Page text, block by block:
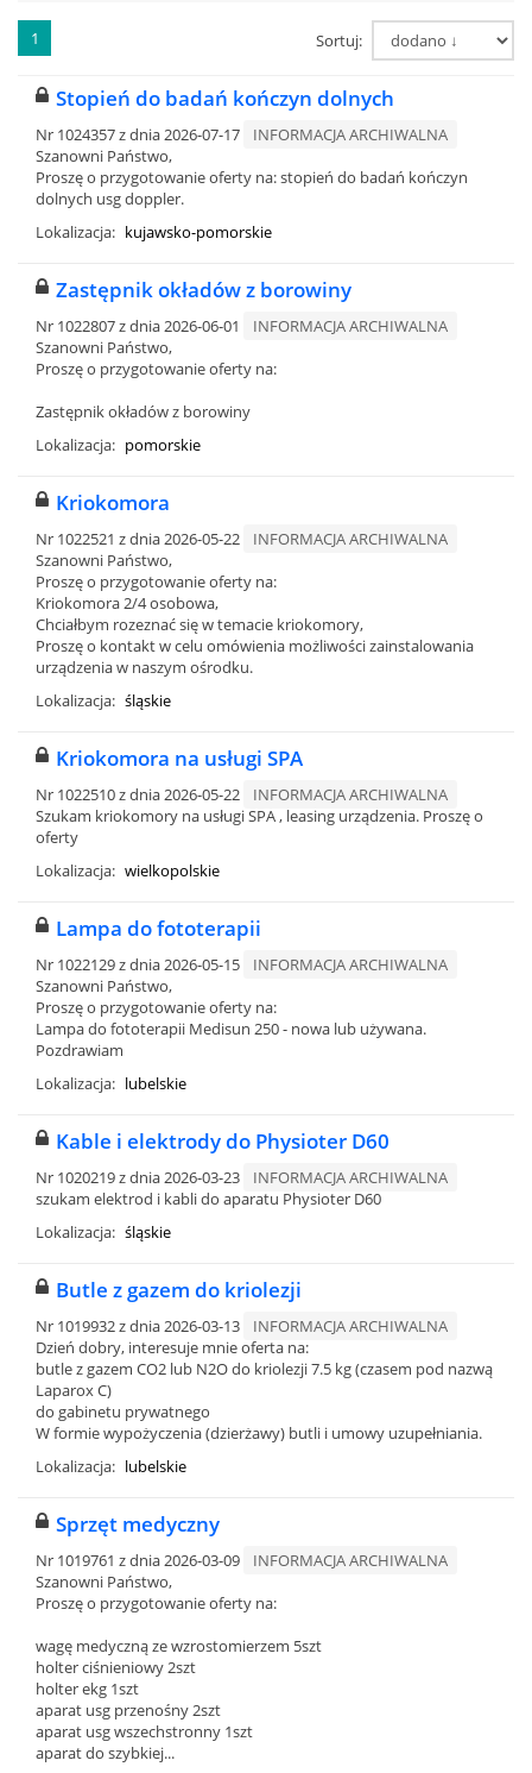
1 Sortuj:
Stopień do badań kończyn dolnych
Nr 1024357 z dnia 2026-07-17
INFORMACJA ARCHIWALNA
Szanowni Państwo,
Proszę o przygotowanie oferty na: stopień do badań kończyn
dolnych usg doppler.
Lokalizacja: kujawsko-pomorskie
Zastępnik okładów z borowiny
Nr 1022807 z dnia 2026-06-01
INFORMACJA ARCHIWALNA
Szanowni Państwo,
Proszę o przygotowanie oferty na:
Zastępnik okładów z borowiny
Lokalizacja: pomorskie
Kriokomora
Nr 1022521 z dnia 2026-05-22
INFORMACJA ARCHIWALNA
Szanowni Państwo,
Proszę o przygotowanie oferty na:
Kriokomora 2/4 osobowa,
Chciałbym rozeznać się w temacie kriokomory,
Proszę o kontakt w celu omówienia możliwości zainstalowania
urządzenia w naszym ośrodku.
Lokalizacja: śląskie
Kriokomora na usługi SPA
Nr 1022510 z dnia 2026-05-22
INFORMACJA ARCHIWALNA
Szukam kriokomory na usługi SPA , leasing urządzenia. Proszę o
oferty
Lokalizacja: wielkopolskie
Lampa do fototerapii
Nr 1022129 z dnia 2026-05-15
INFORMACJA ARCHIWALNA
Szanowni Państwo,
Proszę o przygotowanie oferty na:
Lampa do fototerapii Medisun 250 - nowa lub używana.
Pozdrawiam
Lokalizacja: lubelskie
Kable i elektrody do Physioter D60
Nr 1020219 z dnia 2026-03-23
INFORMACJA ARCHIWALNA
szukam elektrod i kabli do aparatu Physioter D60
Lokalizacja: śląskie
Butle z gazem do kriolezji
Nr 1019932 z dnia 2026-03-13
INFORMACJA ARCHIWALNA
Dzień dobry, interesuje mnie oferta na:
butle z gazem CO2 lub N2O do kriolezji 7.5 kg (czasem pod nazwą
Laparox C)
do gabinetu prywatnego
W formie wypożyczenia (dzierżawy) butli i umowy uzupełniania.
Lokalizacja: lubelskie
Sprzęt medyczny
Nr 1019761 z dnia 2026-03-09
INFORMACJA ARCHIWALNA
Szanowni Państwo,
Proszę o przygotowanie oferty na:
wagę medyczną ze wzrostomierzem 5szt
holter ciśnieniowy 2szt
holter ekg 1szt
aparat usg przenośny 2szt
aparat usg wszechstronny 1szt
aparat do szybkiej...